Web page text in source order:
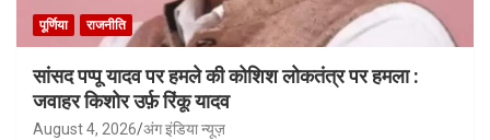
पूर्णिया राजनीति
सांसद पप्पू यादव पर हमले की कोशिश लोकतंत्र पर हमला :
जवाहर किशोर उर्फ़ रिंकू यादव
August 4, 2026 अंग इंडिया न्यूज़